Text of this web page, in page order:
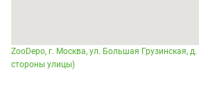
ZooDepo, г. Москва, ул. Большая Грузинская, д.
стороны улицы)